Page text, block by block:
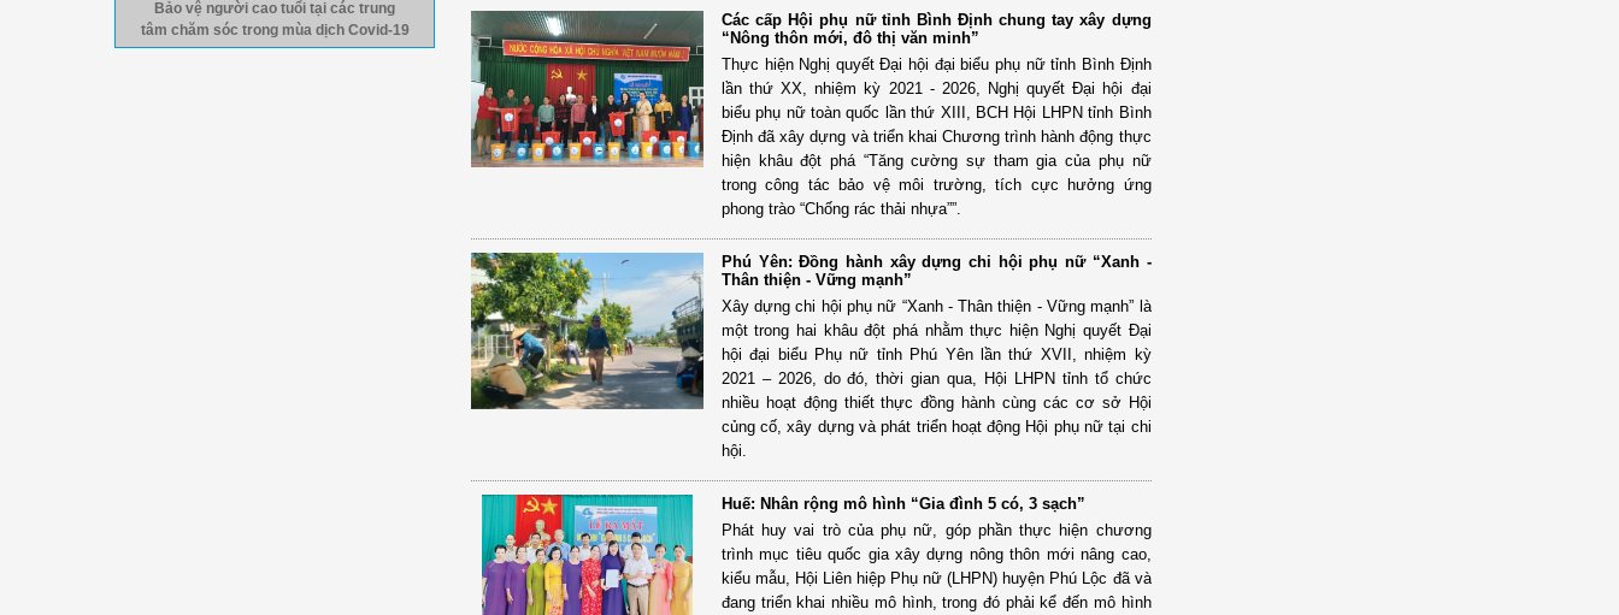
Bảo vệ người cao tuổi tại các trung
tâm chăm sóc trong mùa dịch Covid-19
Các cấp Hội phụ nữ tỉnh Bình Định chung tay xây dựng
“Nông thôn mới, đô thị văn minh”
Thực hiện Nghị quyết Đại hội đại biểu phụ nữ tỉnh Bình Định
lần thứ XX, nhiệm kỳ 2021 - 2026, Nghị quyết Đại hội đại
biểu phụ nữ toàn quốc lần thứ XIII, BCH Hội LHPN tỉnh Bình
Định đã xây dựng và triển khai Chương trình hành động thực
hiện khâu đột phá “Tăng cường sự tham gia của phụ nữ
trong công tác bảo vệ môi trường, tích cực hưởng ứng
phong trào “Chống rác thải nhựa””.
Phú Yên: Đồng hành xây dựng chi hội phụ nữ “Xanh -
Thân thiện - Vững mạnh”
Xây dựng chi hội phụ nữ “Xanh - Thân thiện - Vững mạnh” là
một trong hai khâu đột phá nhằm thực hiện Nghị quyết Đại
hội đại biểu Phụ nữ tỉnh Phú Yên lần thứ XVII, nhiệm kỳ
2021 – 2026, do đó, thời gian qua, Hội LHPN tỉnh tổ chức
nhiều hoạt động thiết thực đồng hành cùng các cơ sở Hội
củng cố, xây dựng và phát triển hoạt động Hội phụ nữ tại chi
hội.
Huế: Nhân rộng mô hình “Gia đình 5 có, 3 sạch”
Phát huy vai trò của phụ nữ, góp phần thực hiện chương
trình mục tiêu quốc gia xây dựng nông thôn mới nâng cao,
kiểu mẫu, Hội Liên hiệp Phụ nữ (LHPN) huyện Phú Lộc đã và
đang triển khai nhiều mô hình, trong đó phải kể đến mô hình